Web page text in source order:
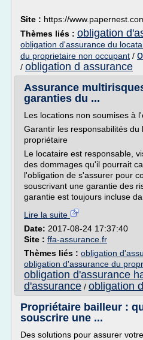
Site : https://
Thèmes liés : obligation
obligation d'assurance du
du proprietaire non occupant /
/ obligation d assurance
Assurance
garanties du ...
Les locations non soumises à
Garantir les responsabilités du
propriétaire
Le locataire est responsable,
des dommages qu'il pourrait
l'obligation de s'assurer pour
souscrivant une garantie des
garantie est toujours incluse
Lire la suite
Date: 2017-08-24 17:37:40
Site : ffa-assurance.fr
Thèmes liés : obligation
obligation d'assurance du
obligation d'assurance
d'assurance / obligation
Propriétaire bailleur :
souscrire une ...
Des solutions pour assurer